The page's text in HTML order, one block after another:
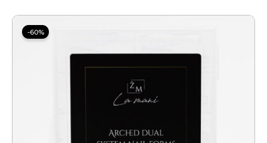
-60%
OriginalCurrent